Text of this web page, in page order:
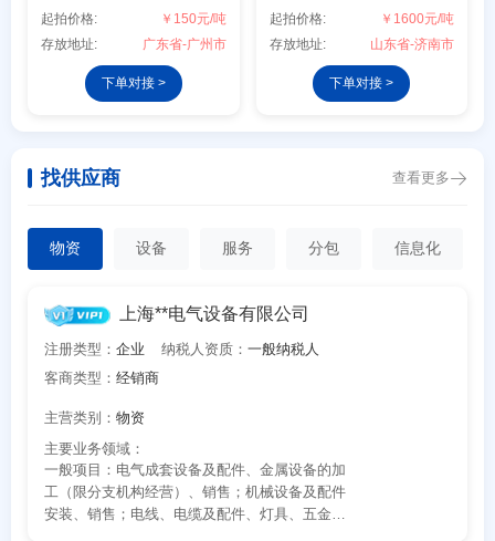
起拍价格:
￥150元/吨
存放地址:
广东省-广州市
下单对接 >
起拍价格:
￥1600元/吨
存放地址:
山东省-济南市
下单对接 >
找供应商 查看更多
物资 设备 服务 分包 信息化
上海**电气设备有限公司
注册类型： 企业 纳税人资质： 一般纳税人
客商类型： 经销商
主营类别： 物资
主要业务领域：
一般项目：电气成套设备及配件、金属设备的加
工（限分支机构经营）、销售；机械设备及配件
安装、销售；电线、电缆及配件、灯具、五金制
欢迎入驻供应商
公司名称